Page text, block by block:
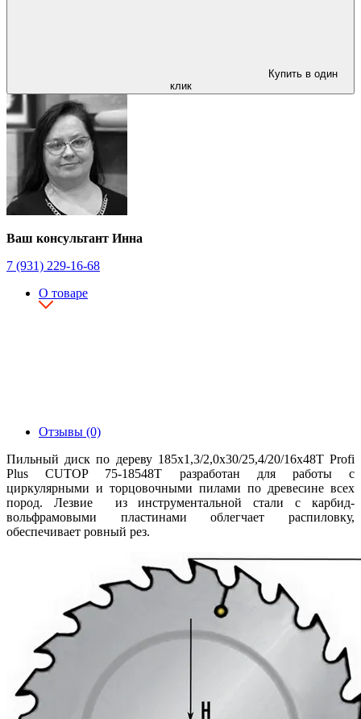
Купить в один
клик
Ваш консультант Инна
7 (931) 229-16-68
О товаре
Отзывы (0)
Пильный диск по дереву 185x1,3/2,0х30/25,4/20/16х48Т Profi
Plus CUTOP 75-18548Т разработан для работы с
циркулярными и торцовочными пилами по древесине всех
пород. Лезвие из инструментальной стали с карбид-
вольфрамовыми пластинами облегчает распиловку,
обеспечивает ровный рез.